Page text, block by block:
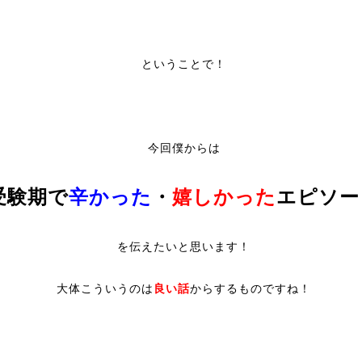
ということで！
今回僕からは
験期で辛かった ・ 嬉しかったエピソ
を伝えたいと思います！
大体こういうのは 良い話からするものですね！